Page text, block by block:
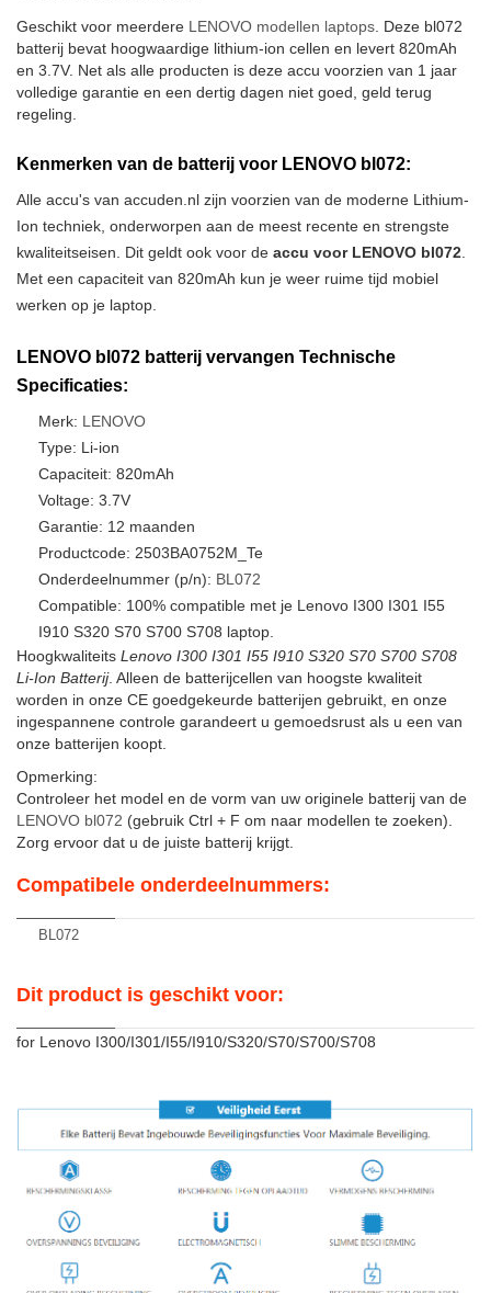
Geschikt voor meerdere LENOVO modellen laptops . Deze bl072
batterij bevat hoogwaardige lithium-ion cellen en levert 820mAh
en 3.7V. Net als alle producten is deze accu voorzien van 1 jaar
volledige garantie en een dertig dagen niet goed, geld terug
regeling.
Kenmerken van de batterij voor LENOVO bl072:
Alle accu's van accuden.nl zijn voorzien van de moderne Lithium-
Ion techniek, onderworpen aan de meest recente en strengste
kwaliteitseisen. Dit geldt ook voor de accu voor LENOVO bl072
Met een capaciteit van 820mAh kun je weer ruime tijd mobiel
werken op je laptop.
LENOVO bl072 batterij vervangen Technische
Specificaties:
Merk: LENOVO
Type: Li-ion
Capaciteit: 820mAh
Voltage: 3.7V
Garantie: 12 maanden
Productcode: 2503BA0752M_Te
Onderdeelnummer (p/n): BL072
Compatible: 100% compatible met je Lenovo I300 I301 I55
I910 S320 S70 S700 S708 laptop.
Hoogkwaliteits Lenovo I300 I301 I55 I910 S320 S70 S700 S708
Li-Ion Batterij. Alleen de batterijcellen van hoogste kwaliteit
worden in onze CE goedgekeurde batterijen gebruikt, en onze
ingespannene controle garandeert u gemoedsrust als u een van
onze batterijen koopt.
Opmerking:
Controleer het model en de vorm van uw originele batterij van de
LENOVO bl072 (gebruik Ctrl + F om naar modellen te zoeken).
Zorg ervoor dat u de juiste batterij krijgt.
Compatibele onderdeelnummers:
BL072
Dit product is geschikt voor:
for Lenovo I300/I301/I55/I910/S320/S70/S700/S708